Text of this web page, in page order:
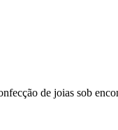
de joias sob